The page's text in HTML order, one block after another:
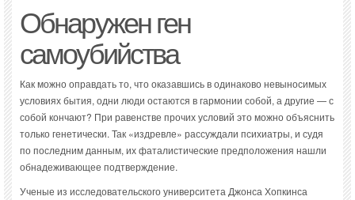
Обнаружен ген
самоубийства
Как можно оправдать то, что оказавшись в одинаково невыносимых
условиях бытия, одни люди остаются в гармонии собой, а другие — с
собой кончают? При равенстве прочих условий это можно объяснить
только генетически. Так «издревле» рассуждали психиатры, и судя
по последним данным, их фаталистические предположения нашли
обнадеживающее подтверждение.
Ученые из исследовательского университета Джонса Хопкинса